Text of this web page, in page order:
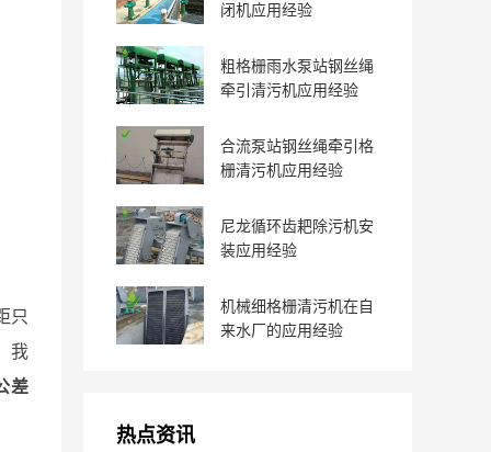
只
我
差
闭机应用经验
粗格栅雨水泵站钢丝绳
牵引清污机应用经验
合流泵站钢丝绳牵引格
栅清污机应用经验
尼龙循环齿耙除污机安
装应用经验
机械细格栅清污机在自
来水厂的应用经验
热点资讯